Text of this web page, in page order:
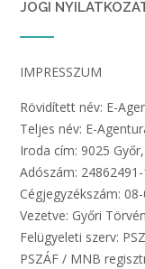
JOGI
IMPRESSZUM
Rövidített név: E-
Teljes név: E-
Iroda cím: 9025
Adószám:
Cégjegyzékszám:
Vezetve: Győri
Felügyeleti szerv:
PSZÁF / MNB